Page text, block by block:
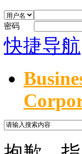
密码
快捷导航